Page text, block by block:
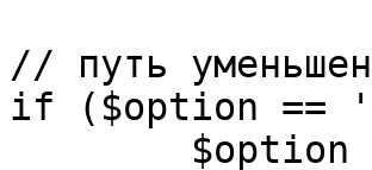
// путь
if ($option ==